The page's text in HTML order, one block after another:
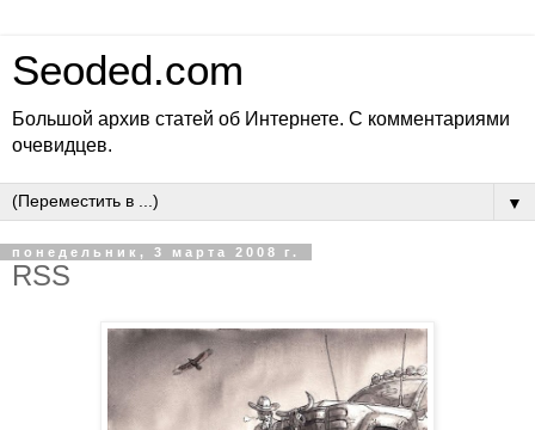
Seoded.com
Большой архив статей об Интернете. С комментариями
очевидцев.
▼
понедельник, 3 марта 2008 г.
RSS